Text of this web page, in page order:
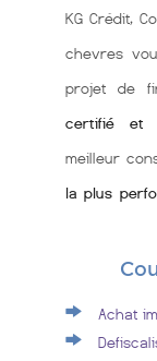
KG Crédit,
chevres
projet de
certifié et
meilleur
la plus
Achat